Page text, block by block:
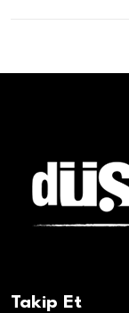
Takip Et